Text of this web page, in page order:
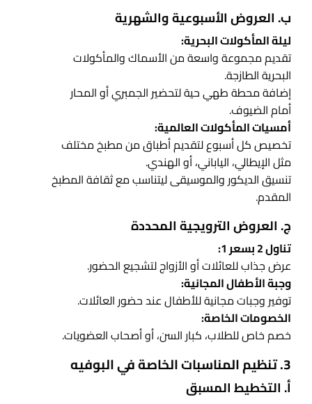
ب. العروض الأسبوعية والشهرية
ليلة المأكولات البحرية:
تقديم مجموعة واسعة من الأسماك والمأكولات
البحرية الطازجة.
إضافة محطة طهي حية لتحضير الجمبري أو المحار
أمام الضيوف.
أمسيات المأكولات العالمية:
تخصيص كل أسبوع لتقديم أطباق من مطبخ مختلف
مثل الإيطالي، الياباني، أو الهندي.
تنسيق الديكور والموسيقى ليتناسب مع ثقافة المطبخ
المقدم.
ج. العروض الترويجية المحددة
تناول 2 بسعر 1:
عرض جذاب للعائلات أو الأزواج لتشجيع الحضور.
وجبة الأطفال المجانية:
توفير وجبات مجانية للأطفال عند حضور العائلات.
الخصومات الخاصة:
خصم خاص للطلاب، كبار السن، أو أصحاب العضويات.
3. تنظيم المناسبات الخاصة في البوفيه
أ. التخطيط المسبق